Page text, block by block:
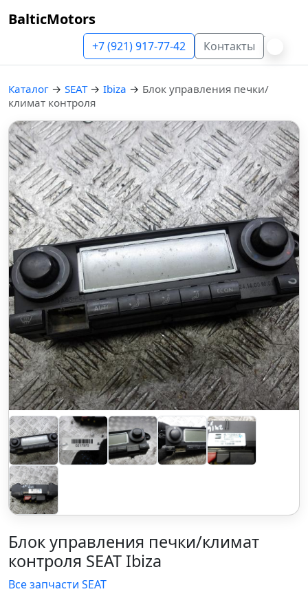
BalticMotors
+7 (921) 917-77-42 Контакты
Каталог → SEAT → Ibiza → Блок управления печки/
климат контроля
Блок управления печки/климат
контроля SEAT Ibiza
Все запчасти SEAT